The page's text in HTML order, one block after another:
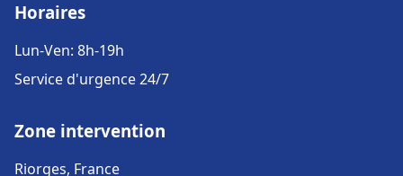
Horaires
Lun-Ven: 8h-19h
Service d'urgence 24/7
Zone intervention
Riorges, France